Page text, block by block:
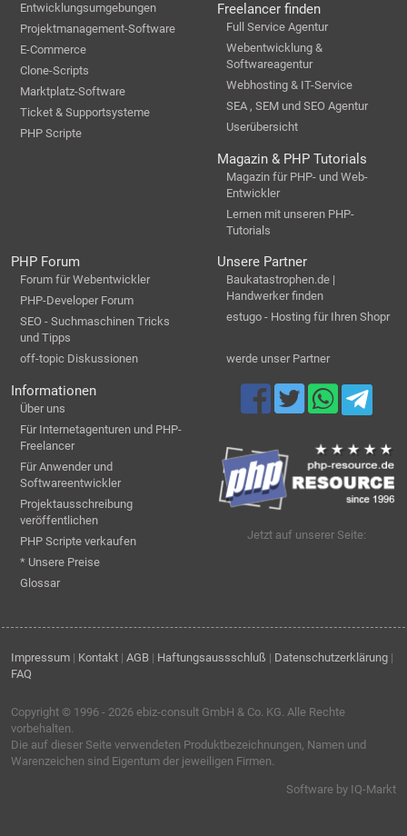
Entwicklungsumgebungen
Projektmanagement-Software
E-Commerce
Clone-Scripts
Marktplatz-Software
Ticket & Supportsysteme
PHP Scripte
Freelancer finden
Full Service Agentur
Webentwicklung &
Softwareagentur
Webhosting & IT-Service
SEA , SEM und SEO Agentur
Userübersicht
Magazin & PHP Tutorials
Magazin für PHP- und Web-
Entwickler
Lernen mit unseren PHP-
Tutorials
PHP Forum
Forum für Webentwickler
PHP-Developer Forum
SEO - Suchmaschinen Tricks
und Tipps
off-topic Diskussionen
Unsere Partner
Baukatastrophen.de |
Handwerker finden
estugo - Hosting für Ihren Shopr
werde unser Partner
Informationen
Über uns
Für Internetagenturen und PHP-
Freelancer
Für Anwender und
Softwareentwickler
Projektausschreibung
veröffentlichen
PHP Scripte verkaufen
* Unsere Preise
Glossar
Jetzt auf unserer Seite:
Impressum | Kontakt | AGB | Haftungsaussschluß | Datenschutzerklärung |
FAQ
Copyright © 1996 - 2026 ebiz-consult GmbH & Co. KG. Alle Rechte
vorbehalten.
Die auf dieser Seite verwendeten Produktbezeichnungen, Namen und
Warenzeichen sind Eigentum der jeweiligen Firmen.
Software by IQ-Markt